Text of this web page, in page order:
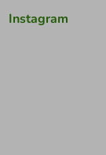
Instagram